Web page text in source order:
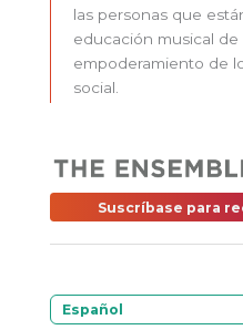
las personas que
educación musical
empoderamiento de
social.
Suscríbase para
Español